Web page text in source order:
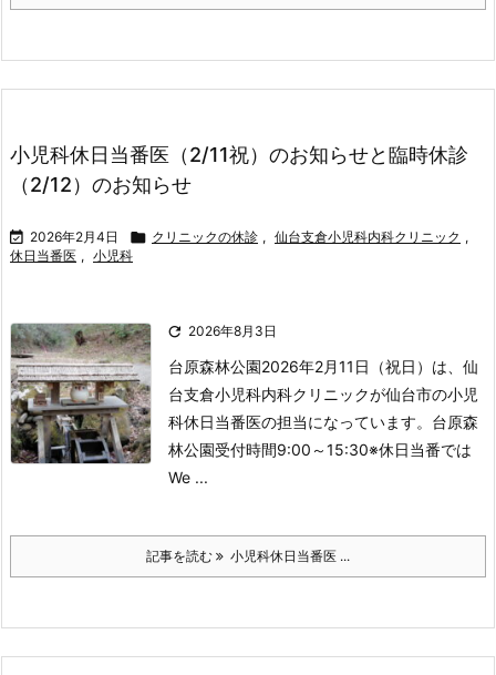
小児科休日当番医（2/11祝）のお知らせと臨時休診
（2/12）のお知らせ
 2026年2月4日  クリニックの休診 , 仙台支倉小児科内科クリニック ,
休日当番医 , 小児科
 2026年8月3日
台原森林公園2026年2月11日（祝日）は、仙
台支倉小児科内科クリニックが仙台市の小児
科休日当番医の担当になっています。 台原森
林公園受付時間9:00～15:30※休日当番では
We ...
記事を読む 小児科休日当番医 ...